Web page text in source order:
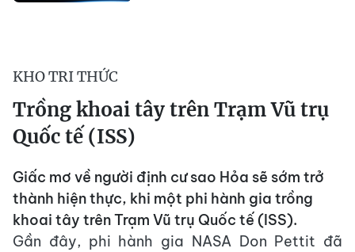
KHO TRI THỨC
Trồng khoai tây trên Trạm Vũ trụ
Quốc tế (ISS)
Giấc mơ về người định cư sao Hỏa sẽ sớm trở
thành hiện thực, khi một phi hành gia trồng
khoai tây trên Trạm Vũ trụ Quốc tế (ISS).
Gần đây, phi hành gia NASA Don Pettit đã